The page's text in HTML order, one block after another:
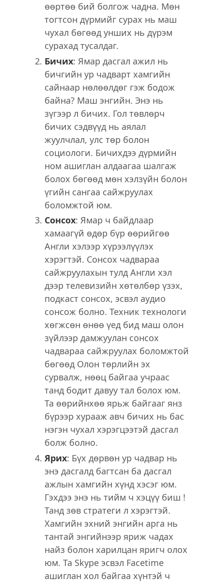
өөртөө бий болгож чадна. Мөн
тогтсон дүрмийг сурах нь маш
чухал бөгөөд унших нь дүрэм
сурахад тусалдаг.
Бичих: Ямар дасгал ажил нь
бичгийн ур чадварт хамгийн
сайнаар нөлөөлдөг гэж бодож
байна? Маш энгийн. Энэ нь
зүгээр л бичих. Гол төвлөрч
бичих сэдвүүд нь аялал
жуулчлал, улс төр болон
социологи. Бичихдээ дүрмийн
ном ашиглан алдаагаа шалгаж
болох бөгөөд мөн хэлзүйн болон
үгийн сангаа сайжруулах
боломжтой юм.
Сонсох: Ямар ч байдлаар
хамаагүй өдөр бүр өөрийгөө
Англи хэлээр хүрээлүүлэх
хэрэгтэй. Сонсох чадвараа
сайжруулахын тулд Англи хэл
дээр телевизийн хөтөлбөр үзэх,
подкаст сонсох, эсвэл аудио
сонсож болно. Техник технологи
хөгжсөн өнөө үед бид маш олон
зүйлээр дамжуулан сонсох
чадвараа сайжруулах боломжтой
бөгөөд Олон төрлийн эх
сурвалж, нөөц байгаа учраас
танд бодит давуу тал болох юм.
Та өөрийнхөө ярьж байгааг янз
бүрээр хурааж авч бичих нь бас
нэгэн чухал хэрэгцээтэй дасгал
болж болно.
Ярих: Бүx дөрвөн ур чадвар нь
энэ дасгалд багтсан ба дасгал
ажлын хамгийн хүнд хэсэг юм.
Гэхдээ энэ нь тийм ч хэцүү биш !
Танд зөв стратеги л хэрэгтэй.
Хамгийн эхний энгийн арга нь
тантай энгийнээр яриж чадах
найз болон харилцан яригч олох
юм. Та Skype эсвэл Facetime
ашиглан хол байгаа хүнтэй ч